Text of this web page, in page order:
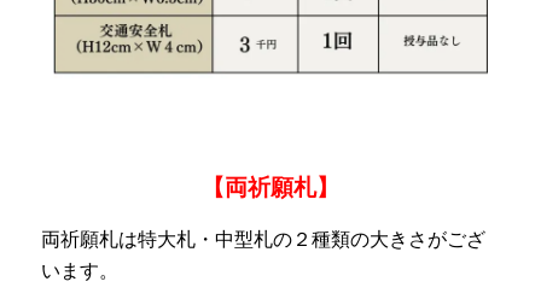
【両祈願札】
両祈願札は特大札・中型札の２種類の大きさがござ
います。